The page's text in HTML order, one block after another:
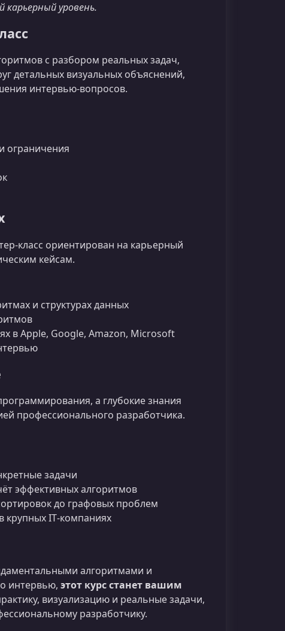
карьерный уровень.
с разбором реальных задач,
детальных визуальных объяснений,
интервью‑вопросов.
ограничения
ориентирован на карьерный
кейсам.
и структурах данных
в Apple, Google, Amazon, Microsoft
а глубокие знания
профессионального разработчика.
задачи
эффективных алгоритмов
до графовых проблем
крупных IT‑компаниях
алгоритмами и
интервью, этот курс станет вашим
визуализацию и реальные задачи,
разработчику.